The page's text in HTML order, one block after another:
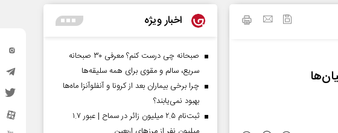
اخبار ویژه
صبحانه چی درست کنم؟ معرفی ۳۰ صبحانه
سریع، سالم و مقوی برای همه سلیقه‌ها
چرا برخی بیماران بعد از کرونا و آنفلوآنزا ماه‌ها
بهبود نمی‌یابند؟
ثبت‌نام ۲.۵ میلیون زائر در سماح | عبور ۱.۷